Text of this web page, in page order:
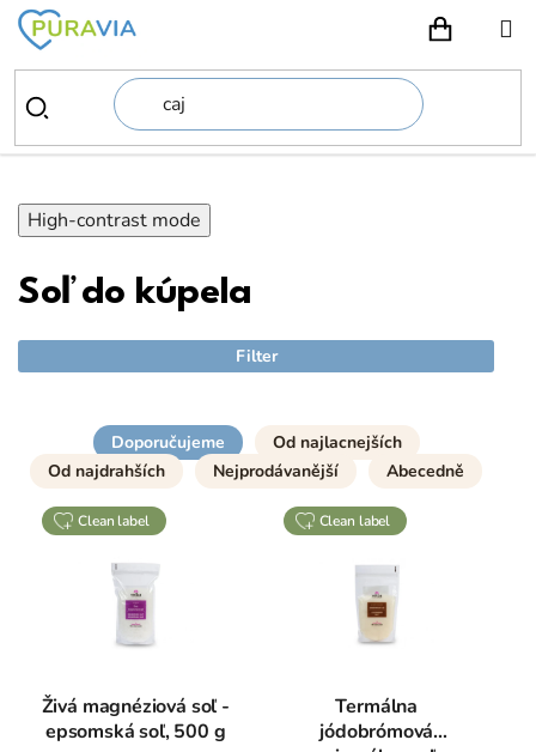
Prejsť
obsah
High-contrast mode
Soľ do kúpela
Filter
Doporučujeme
Od najlacnejších
Od najdrahších
Nejprodávanější Abecedně
clean label
Živá magnéziová soľ -
epsomská soľ, 500 g
clean label
Termálna
jódobrómová